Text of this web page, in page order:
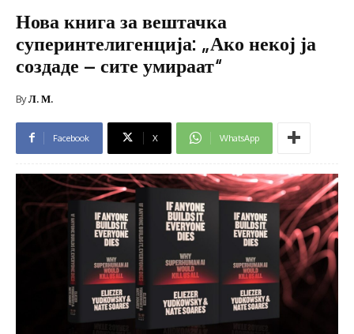
Нова книга за вештачка
суперинтелигенција: „Ако некој ја
создаде – сите умираат“
ByЛ. М.
Facebook X WhatsApp